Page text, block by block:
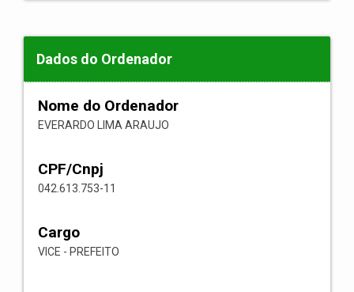
Dados do Ordenador
Nome do Ordenador
EVERARDO LIMA ARAUJO
CPF/Cnpj
042.613.753-11
Cargo
VICE - PREFEITO